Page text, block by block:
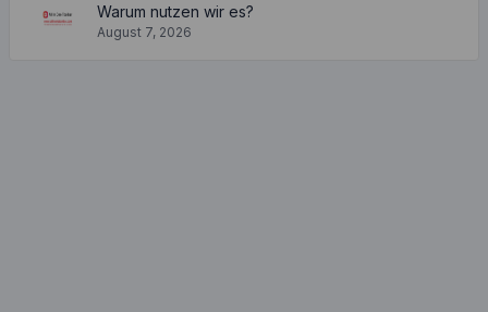
Warum nutzen wir es?
August 7, 2026